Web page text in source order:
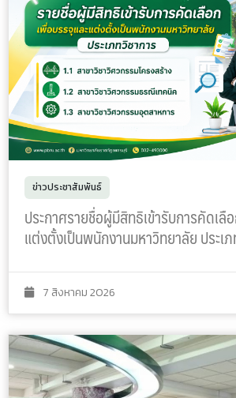
ข่าวประชาสัมพันธ์
ประกาศรายชื่อผู้มีสิทธิเข้ารับการคัดเลื
แต่งตั้งเป็นพนักงานมหาวิทยาลัย ประเ
7 สิงหาคม 2026